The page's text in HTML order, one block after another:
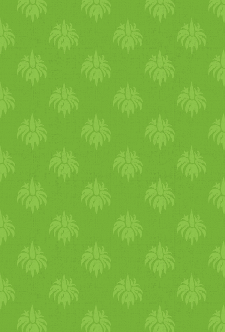
létezik, gyakorlatilag 100%-
os dióféle összetevő, minden
más további adalék nélkül. A
vegán étkezés egyik nagyon
fontos hozzávalói!! Van pl.
mogyorókrém, szezámmag-
krém (ez a tahini),
mandulakrém, kesudiókrém,
diókrém stb. Adott
mint pl. a mandulakrém,
a szezámmag, lehet kapni
sötét és világos verziót. A
nem a hús pótlása, hanem
szuverén vegetáriánus fogás
készítése.
duende tortillalevest
és gránátalmazselét
6-7 évvel ezelőtt 2 évig vega
volt, és nyár óta újra hús
nélkül étkezik. hozzám
hasonlóan nem ellenzője a
húsevésnek sem, ram tzu
mester szavaival: "isten nem